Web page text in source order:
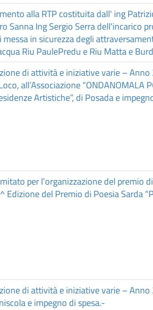
alla RTP costituita dall' ing
Sanna Ing Sergio Serra dell'incarico
in sicurezza degli
Riu PaulePredu e Riu Matta e
di attività e iniziative varie –
all’Associazione “ONDANOMALA
Artistiche”, di Posada e
per l’organizzazione del premio
Edizione del Premio di Poesia Sarda
di attività e iniziative varie –
e impegno di spesa.-